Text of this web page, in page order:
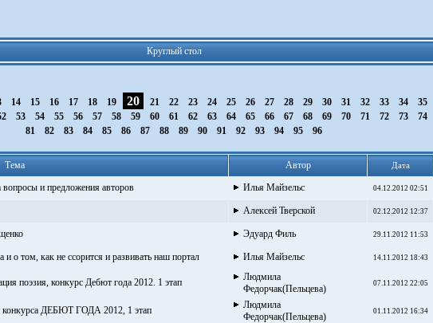
Круглый стол
14 15 16 17 18 19 20 21 22 23 24 25 26 27 28 29 30 31 32 33 34 35
53 54 55 56 57 58 59 60 61 62 63 64 65 66 67 68 69 70 71 72 73 74
81
82 83 84 85 86 87 88 89 90 91 92 93 94 95 96
Тема Автор Дата
и предложения авторов Илья Майзельс 04.12.2012 02:51
Алексей Тверской 02.12.2012 12:37
Эдуард Филь 29.11.2012 11:53
о том, как не ссорится и развивать наш портал Илья Майзельс 14.11.2012 18:43
поэзия, конкурс Дебют года 2012. 1 этап
Людмила
Федорчак(Пельцева)
07.11.2012 22:05
конкурса ДЕБЮТ ГОДА 2012, 1 этап
Людмила
Федорчак(Пельцева)
01.11.2012 16:34